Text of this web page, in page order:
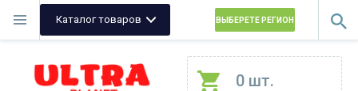
Каталог товаров ВЫБЕРЕТЕ РЕГИОН
0 шт.